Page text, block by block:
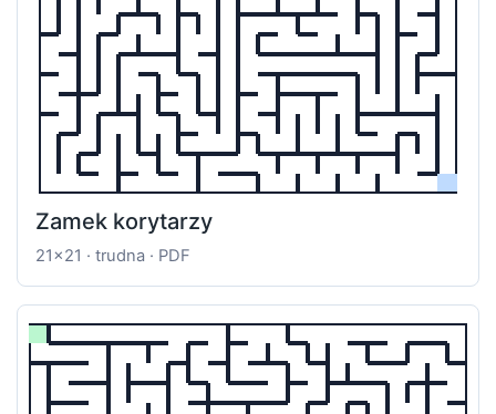
Zamek korytarzy
21x21 · trudna · PDF